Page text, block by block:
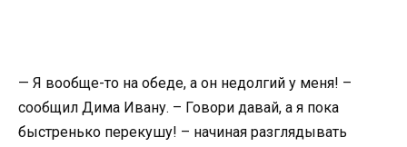
— Я вообще-то на обеде, а он недолгий у меня! –
сообщил Дима Ивану. – Говори давай, а я пока
быстренько перекушу! – начиная разглядывать